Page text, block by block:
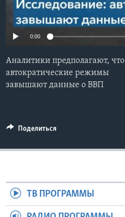
Learning English
Языки
0:00
Аналитики предполагают, что
автократические режимы
завышают данные о ВВП
Поделиться
ТВ ПРОГРАММЫ